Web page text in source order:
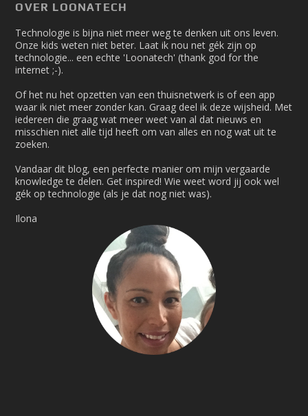
OVER LOONATECH
Technologie is bijna niet meer weg te denken uit ons leven.
Onze kids weten niet beter. Laat ik nou net gék zijn op
technologie... een echte 'Loonatech' (thank god for the
internet ;-).
Of het nu het opzetten van een thuisnetwerk is of een app
waar ik niet meer zonder kan. Graag deel ik deze wijsheid. Met
iedereen die graag wat meer weet van al dat nieuws en
misschien niet alle tijd heeft om van alles en nog wat uit te
zoeken.
Vandaar dit blog, een perfecte manier om mijn vergaarde
knowledge te delen. Get inspired! Wie weet word jij ook wel
gék op technologie (als je dat nog niet was).
Ilona